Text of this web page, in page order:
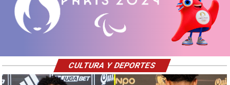
CULTURA Y DEPORTES